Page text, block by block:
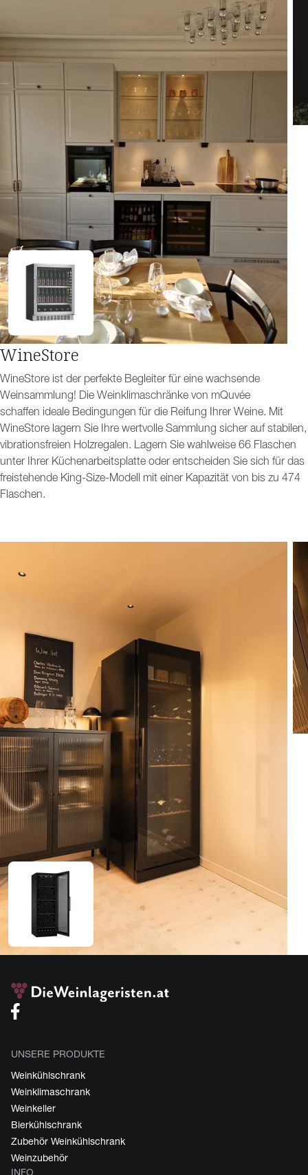
WineStore
WineStore ist der perfekte Begleiter für eine wachsende
Weinsammlung! Die Weinklimaschränke von mQuvée
schaffen ideale Bedingungen für die Reifung Ihrer Weine. Mit
WineStore lagern Sie Ihre wertvolle Sammlung sicher auf stabilen,
vibrationsfreien Holzregalen. Lagern Sie wahlweise 66 Flaschen
unter Ihrer Küchenarbeitsplatte oder entscheiden Sie sich für das
freistehende King-Size-Modell mit einer Kapazität von bis zu 474
Flaschen.
UNSERE PRODUKTE
Weinkühlschrank
Weinklimaschrank
Weinkeller
Bierkühlschrank
Zubehör Weinkühlschrank
Weinzubehör
INFO